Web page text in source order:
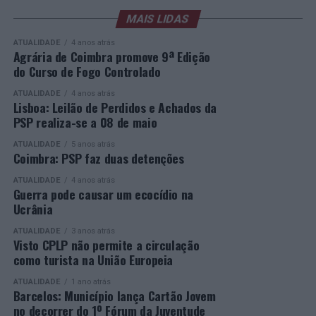
sociedade civil e empresas. Segue-se, à noite, a Gala de
Entrega dos Prémios, durante a qual serão anunciados
os vencedores de cada categoria, estando prevista a
presença de mais de 500 participantes.
Mais informações em:
https://awards.innovationinpolitics.eu/
respostas educativas capazes de dar uma segunda
oportunidade a quem pretende concluir o ensino
secundário e reforçar as suas competências pessoais e
profissionais.
Durante a cerimónia foi ainda reconhecido o trabalho
desenvolvido por toda a equipa de formadores e
para o sucesso desta edição do Curso EFA.
A Escola de Tecnologia e Gestão de Barcelos continua a
afirmar-se como uma referência na formação
profissional e na qualificação de adultos, contribuindo
para o desenvolvimento de competências, o aumento da
empregabilidade e a valorização do capital humano do
concelho e da região.
A Empresa Municipal de Educação e Cultura de Barcelos
MAIS LIDAS
ATUALIDADE 4 anos atrás
Agrária de Coimbra promove 9ª Edição
do Curso de Fogo Controlado
ATUALIDADE 4 anos atrás
Lisboa: Leilão de Perdidos e Achados da
PSP realiza-se a 08 de maio
ATUALIDADE 5 anos atrás
Coimbra: PSP faz duas detenções
ATUALIDADE 4 anos atrás
Guerra pode causar um ecocídio na
Ucrânia
ATUALIDADE 3 anos atrás
Visto CPLP não permite a circulação
como turista na União Europeia
ATUALIDADE 1 ano atrás
Barcelos: Município lança Cartão Jovem
no decorrer do 1º Fórum da Juventude